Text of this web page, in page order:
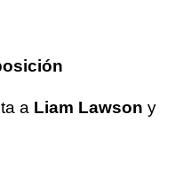
a Liam Lawson y